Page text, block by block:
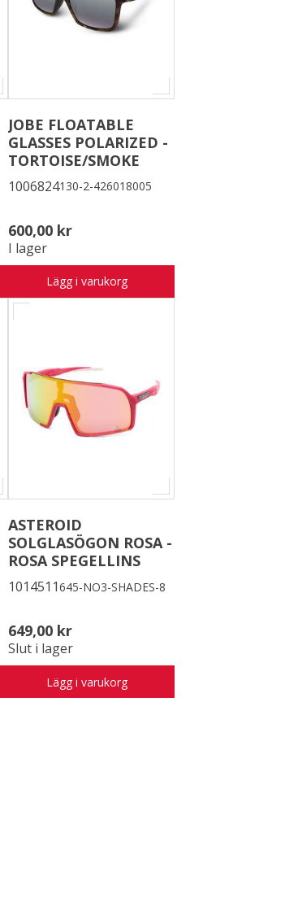
JOBE FLOATABLE
GLASSES POLARIZED -
TORTOISE/SMOKE
1006824130-2-426018005
600,00 kr
I lager
Lägg i varukorg
ASTEROID
SOLGLASÖGON ROSA -
ROSA SPEGELLINS
1014511645-NO3-SHADES-8
649,00 kr
Slut i lager
Lägg i varukorg